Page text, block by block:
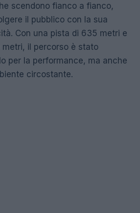
scendono fianco a fianco,
il pubblico con la sua
Con una pista di 635 metri e
metri, il percorso è stato
per la performance, ma anche
circostante.